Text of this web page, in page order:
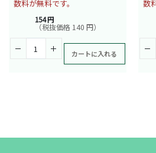
数料が無料です。
154 円
（税抜価格 140 円）
カートに入れる
数